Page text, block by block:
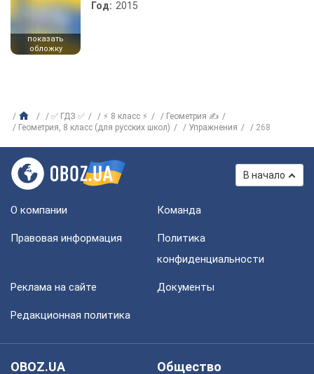
показать
обложку
Год: 2015
✅ ГДЗ ✅ ⚡ 8 класс ⚡
Геометрия ✍
Геометрия, 8 класс (для русских школ)
Упражнения 268
В начало
О компании Команда
Правовая информация
Политика
конфиденциальности
Реклама на сайте Документы
Редакционная политика
OBOZ.UA
Общество